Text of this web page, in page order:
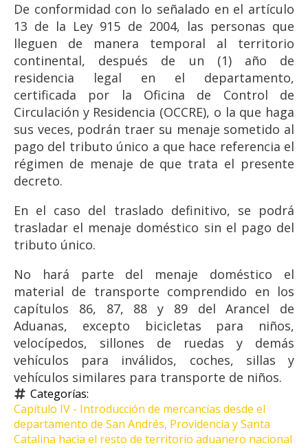
De conformidad con lo señalado en el artículo
13 de la Ley 915 de 2004, las personas que
lleguen de manera temporal al territorio
continental, después de un (1) año de
residencia legal en el departamento,
certificada por la Oficina de Control de
Circulación y Residencia (OCCRE), o la que haga
sus veces, podrán traer su menaje sometido al
pago del tributo único a que hace referencia el
régimen de menaje de que trata el presente
decreto.
En el caso del traslado definitivo, se podrá
trasladar el menaje doméstico sin el pago del
tributo único.
No hará parte del menaje doméstico el
material de transporte comprendido en los
capítulos 86, 87, 88 y 89 del Arancel de
Aduanas, excepto bicicletas para niños,
velocípedos, sillones de ruedas y demás
vehículos para inválidos, coches, sillas y
vehículos similares para transporte de niños.
Categorías:
Capítulo IV - Introducción de mercancías desde el
departamento de San Andrés, Providencia y Santa
Catalina hacia el resto de territorio aduanero nacional